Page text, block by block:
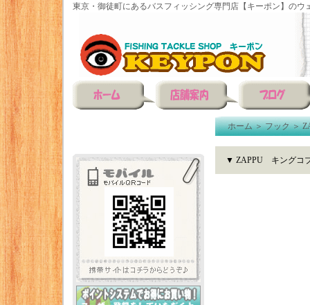
東京・御徒町にあるバスフィッシング専門店【キーポン】のウ
ホーム＞フック＞
▼ ZAPPU キングコ